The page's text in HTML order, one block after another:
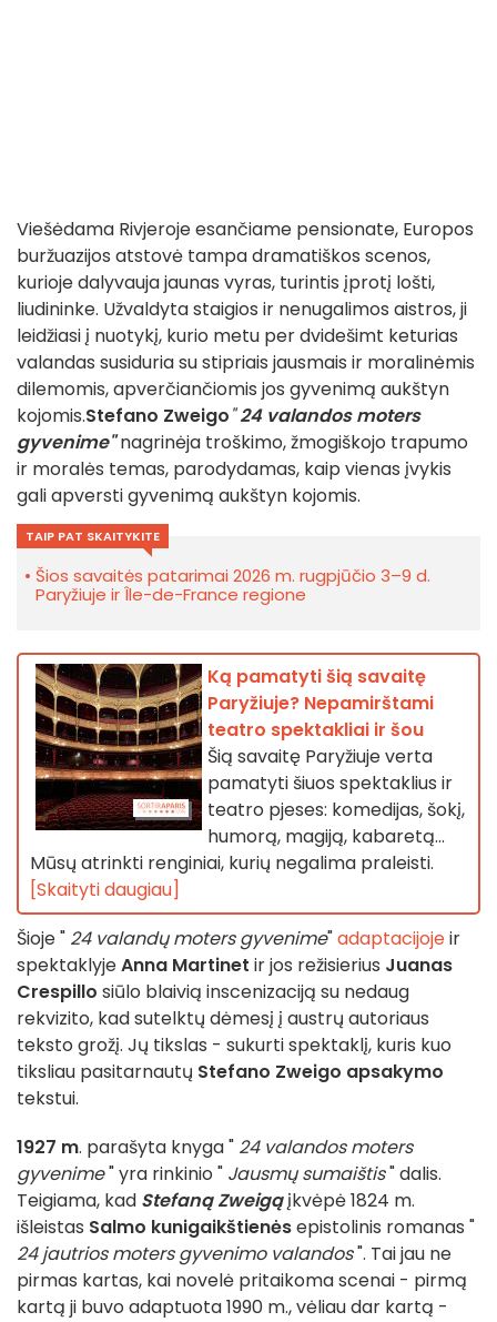
Viešėdama Rivjeroje esančiame pensionate, Europos
buržuazijos atstovė tampa dramatiškos scenos,
kurioje dalyvauja jaunas vyras, turintis įprotį lošti,
liudininke. Užvaldyta staigios ir nenugalimos aistros, ji
leidžiasi į nuotykį, kurio metu per dvidešimt keturias
valandas susiduria su stipriais jausmais ir moralinėmis
dilemomis, apverčiančiomis jos gyvenimą aukštyn
kojomis.Stefano Zweigo"24 valandos moters
gyvenime"nagrinėja troškimo, žmogiškojo trapumo
ir moralės temas, parodydamas, kaip vienas įvykis
gali apversti gyvenimą aukštyn kojomis.
TAIP PAT SKAITYKITE
Šios savaitės patarimai 2026 m. rugpjūčio 3–9 d.
Paryžiuje ir Île-de-France regione
Ką pamatyti šią savaitę
Paryžiuje? Nepamirštami
teatro spektakliai ir šou
Šią savaitę Paryžiuje verta
pamatyti šiuos spektaklius ir
teatro pjeses: komedijas, šokį,
humorą, magiją, kabaretą...
Mūsų atrinkti renginiai, kurių negalima praleisti.
[Skaityti daugiau]
Šioje " 24 valandų moters gyvenime"adaptacijojeir
spektaklyjeAnna Martinet ir jos režisierius Juanas
Crespillo siūlo blaivią inscenizaciją su nedaug
rekvizito, kad sutelktų dėmesį į austrų autoriaus
teksto grožį. Jų tikslas - sukurti spektaklį, kuris kuo
tiksliau pasitarnautų Stefano Zweigo apsakymo
tekstui.
1927 m. parašyta knyga " 24 valandos moters
gyvenime" yra rinkinio " Jausmų sumaištis" dalis.
Teigiama, kad Stefaną Zweigąįkvėpė 1824 m.
išleistas Salmo kunigaikštienėsepistolinis romanas "
24 jautrios moters gyvenimo valandos". Tai jau ne
pirmas kartas, kai novelė pritaikoma scenai - pirmą
kartą ji buvo adaptuota 1990 m., vėliau dar kartą -